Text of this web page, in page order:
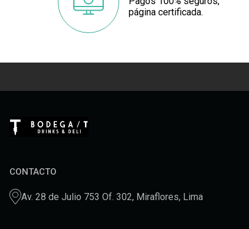
página certificada.
CONTACTO
Av. 28 de Julio 753 Of. 302, Miraflores, Lima